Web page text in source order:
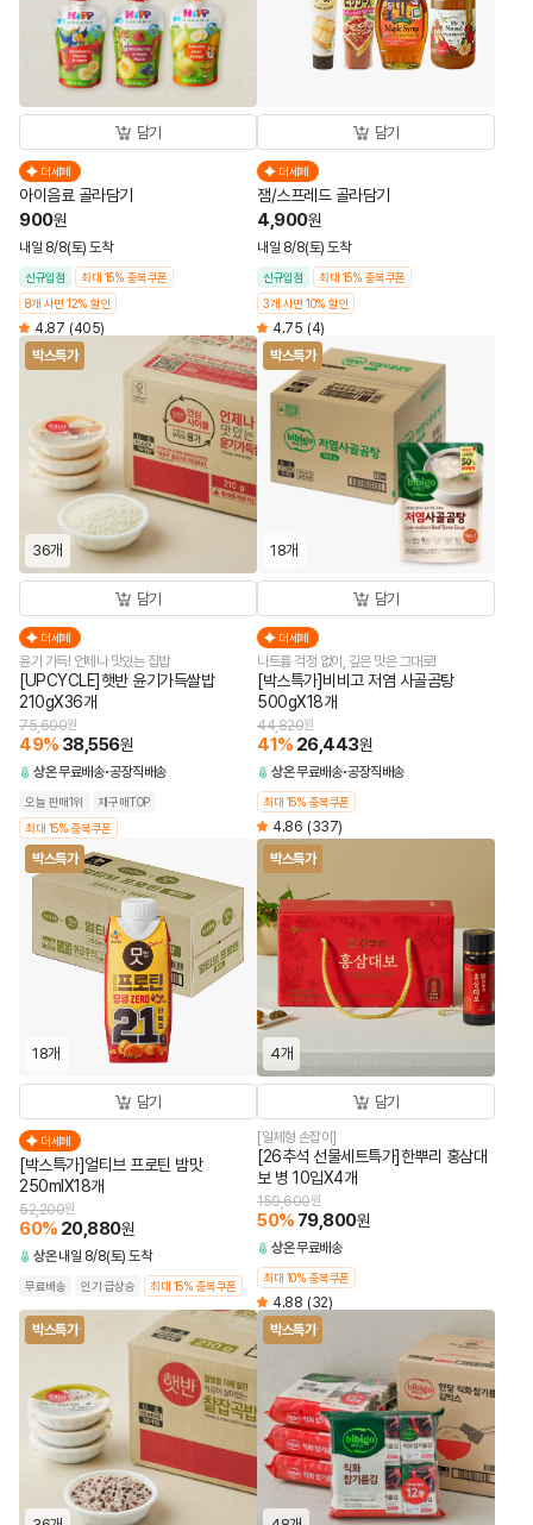
담기
더세페
아이음료 골라담기
900원
내일 8/8(토) 도착
신규입점
최대 15% 중복쿠폰
8개 사면 12% 할인
4.87 (405)
담기
더세페
잼/스프레드 골라담기
4,900원
내일 8/8(토) 도착
신규입점
최대 15% 중복쿠폰
3개 사면 10% 할인
4.75 (4)
박스특가
36개
담기
더세페
윤기 가득! 언제나 맛있는 집밥
[UPCYCLE]햇반 윤기가득쌀밥
210gX36개
75,600원
49% 38,556원
상온무료배송 공장직배송
오늘 판매1위
재구매TOP
최대 15% 중복쿠폰
박스특가
18개
담기
더세페
나트륨 걱정 없이, 깊은 맛은 그대로!
[박스특가]비비고 저염 사골곰탕
500gX18개
44,820원
41% 26,443원
상온무료배송 공장직배송
최대 15% 중복쿠폰
4.86 (337)
박스특가
18개
담기
더세페
[박스특가]얼티브 프로틴 밤맛
250mlX18개
52,200원
60% 20,880원
상온 내일 8/8(토) 도착
무료배송 인기 급상승 최대 15% 중복쿠폰
박스특가
4개
담기
[일체형 손잡이]
[26추석 선물세트특가]한뿌리 홍삼대
보 병 10입X4개
159,600원
50% 79,800원
상온무료배송
최대 10% 중복쿠폰
4.88 (32)
박스특가
박스특가